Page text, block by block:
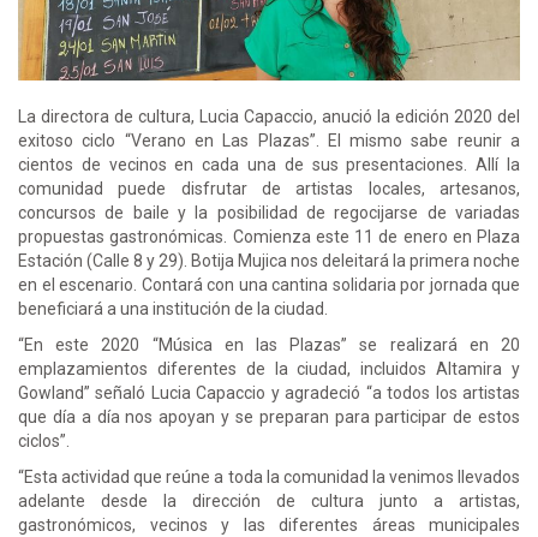
La directora de cultura, Lucia Capaccio, anució la edición 2020 del
exitoso ciclo “Verano en Las Plazas”. El mismo sabe reunir a
cientos de vecinos en cada una de sus presentaciones. Allí la
comunidad puede disfrutar de artistas locales, artesanos,
concursos de baile y la posibilidad de regocijarse de variadas
propuestas gastronómicas. Comienza este 11 de enero en Plaza
Estación (Calle 8 y 29). Botija Mujica nos deleitará la primera noche
en el escenario. Contará con una cantina solidaria por jornada que
beneficiará a una institución de la ciudad.
“En este 2020 “Música en las Plazas” se realizará en 20
emplazamientos diferentes de la ciudad, incluidos Altamira y
Gowland” señaló Lucia Capaccio y agradeció “a todos los artistas
que día a día nos apoyan y se preparan para participar de estos
ciclos”.
“Esta actividad que reúne a toda la comunidad la venimos llevados
adelante desde la dirección de cultura junto a artistas,
gastronómicos, vecinos y las diferentes áreas municipales